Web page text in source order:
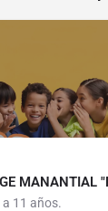
MANANTIAL
11 años.